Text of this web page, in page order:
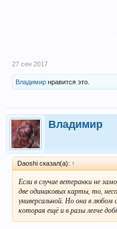
27 сен 2017
Владимир нравится это.
Владимир
Daoshi сказал(а): ↑
Если в случае ветеранки не
две одинаковых карты, то,
универсальной. Но она в любом
которая ещё и в разы легче